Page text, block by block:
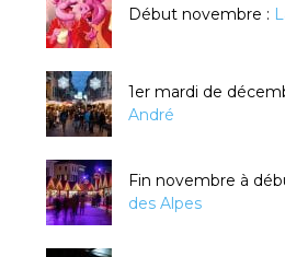
Début novembre :
1er mardi de
André
Fin novembre à
des Alpes